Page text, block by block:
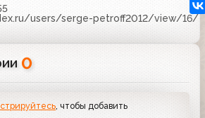
users/serge-petroff2012/view/16/
0
, чтобы добавить